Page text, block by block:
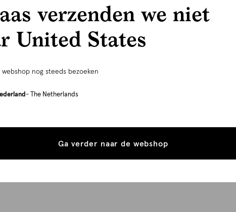
verzenden we niet
United States
nog steeds bezoeken
- The Netherlands
Ga verder naar de webshop